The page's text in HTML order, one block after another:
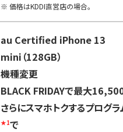
※ 価格はKDDI直営店の場合。
au Certified iPhone 13
mini（128GB）
機種変更
BLACK FRIDAYで最大
さらにスマホトクするプログ
★1で